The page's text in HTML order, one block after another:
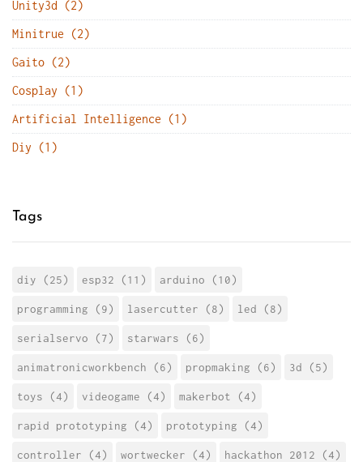
Unity3d (2)
Minitrue (2)
Gaito (2)
Cosplay (1)
Artificial Intelligence (1)
Diy (1)
Tags
diy (25) esp32 (11) arduino (10)
programming (9) lasercutter (8) led (8)
serialservo (7) starwars (6)
animatronicworkbench (6) propmaking (6) 3d (5)
toys (4) videogame (4) makerbot (4)
rapid prototyping (4) prototyping (4)
controller (4) wortwecker (4) hackathon 2012 (4)